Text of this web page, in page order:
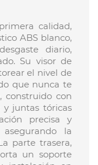
calidad,
ABS blanco,
diario,
Su visor de
el nivel de
que nunca te
construido con
juntas tóricas
precisa y
la
parte trasera,
un soporte